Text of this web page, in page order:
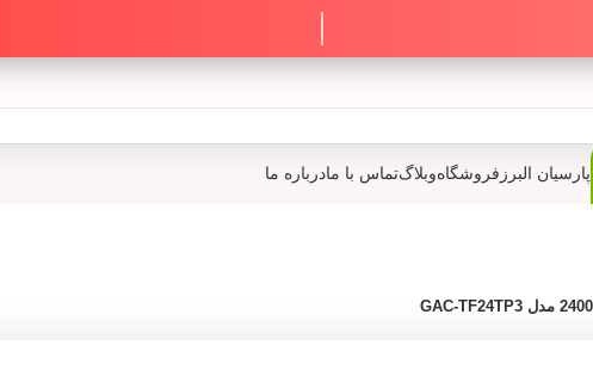
پارسیان البرز فروشگاهوبلاگتماس با مادرباره ما